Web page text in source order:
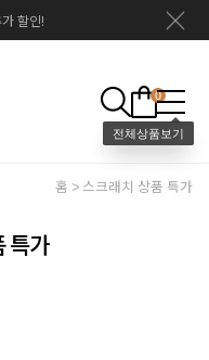
할인!
0
홈 스크래치 상품 특가
특가